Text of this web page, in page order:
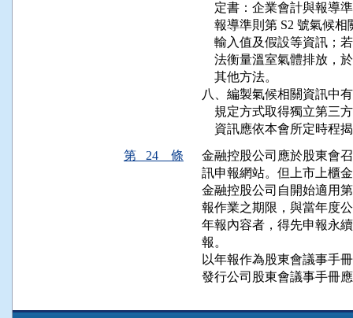
定書：企業會計與報
報導準則第 S2 號氣候
輸入值及假設等資訊
法衡量溫室氣體排放
    其他方法。
八、編製氣候相關資訊中
規定方式取得獨立第
資訊應依本會所定時程
第 24 條
金融控股公司應於股東會
訊申報網站。但上市上櫃
金融控股公司自開始適用
報作業之期限，與當年度
年報內容者，得先申報永
報。
以年報作為股東會議事手
發行公司股東會議事手冊